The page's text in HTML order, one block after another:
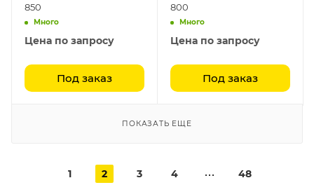
850
Много
Цена по запросу
Под заказ
800
Много
Цена по запросу
Под заказ
ПОКАЗАТЬ ЕЩЕ
1 2 3 4 48